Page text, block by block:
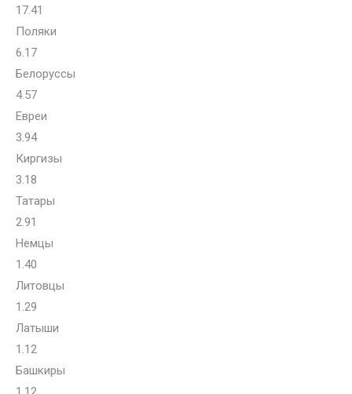
17.41
Поляки
6.17
Белоруссы
4.57
Евреи
3.94
Киргизы
3.18
Татары
2.91
Немцы
1.40
Литовцы
1.29
Латыши
1.12
Башкиры